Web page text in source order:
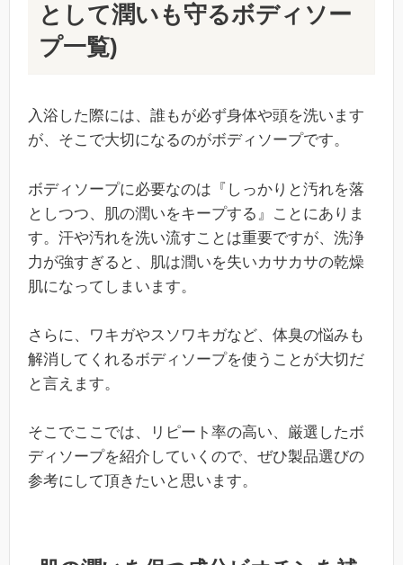
として潤いも守るボディソー
プ一覧)
入浴した際には、誰もが必ず身体や頭を洗います
が、そこで大切になるのがボディソープです。
ボディソープに必要なのは『しっかりと汚れを落
としつつ、肌の潤いをキープする』ことにありま
す。汗や汚れを洗い流すことは重要ですが、洗浄
力が強すぎると、肌は潤いを失いカサカサの乾燥
肌になってしまいます。
さらに、ワキガやスソワキガなど、体臭の悩みも
解消してくれるボディソープを使うことが大切だ
と言えます。
そこでここでは、リピート率の高い、厳選したボ
ディソープを紹介していくので、ぜひ製品選びの
参考にして頂きたいと思います。